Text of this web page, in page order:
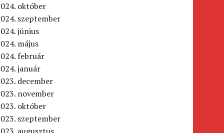
október
szeptember
június
május
február
január
december
november
október
szeptember